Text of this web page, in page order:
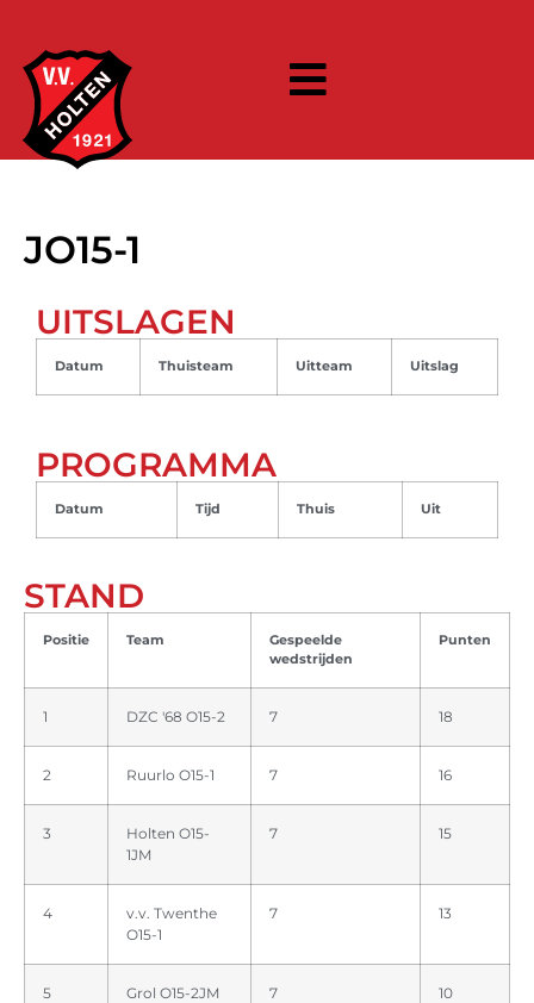
JO15-1
UITSLAGEN
Datum Thuisteam Uitteam Uitslag
PROGRAMMA
Datum Tijd Thuis Uit
STAND
Positie Team
Gespeelde
wedstrijden
Punten
1 DZC '68 O15-2 7 18
2 Ruurlo O15-1 7 16
3
Holten O15-
1JM
7 15
4
v.v. Twenthe
O15-1
7 13
5 Grol O15-2JM 7 10